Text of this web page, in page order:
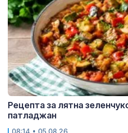
Рецепта за лятна
патладжан